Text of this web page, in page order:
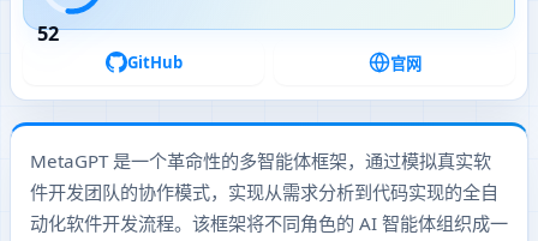
52
GitHub 官网
MetaGPT 是一个革命性的多智能体框架，通过模拟真实软
件开发团队的协作模式，实现从需求分析到代码实现的全自
动化软件开发流程。该框架将不同角色的 AI 智能体组织成一